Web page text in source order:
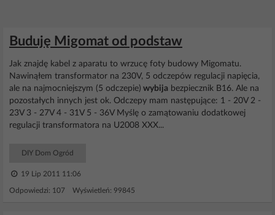
Buduję Migomat od podstaw
Jak znajdę kabel z aparatu to wrzucę foty budowy Migomatu.
Nawinąłem transformator na 230V, 5 odczepów regulacji napięcia,
ale na najmocniejszym (5 odczepie) wybija bezpiecznik B16. Ale na
pozostałych innych jest ok. Odczepy mam następujące: 1 - 20V 2 -
23V 3 - 27V 4 - 31V 5 - 36V Myślę o zamątowaniu dodatkowej
regulacji transformatora na U2008 XXX...
DIY Dom Ogród
19 Lip 2011 11:06
Odpowiedzi: 107 Wyświetleń: 99845